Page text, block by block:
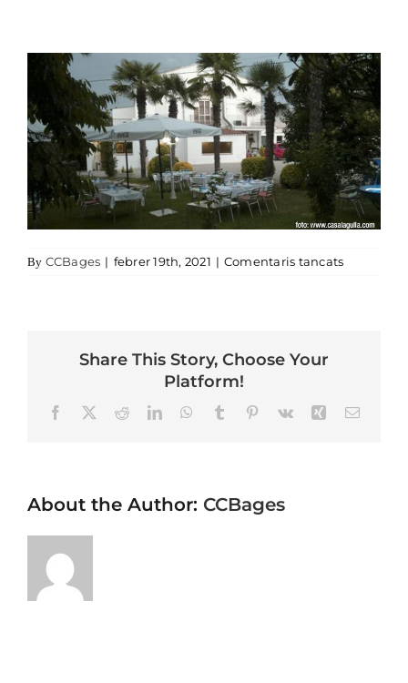
By CCBages | febrer 19th, 2021 | Comentaris tancatsa
Share This Story, Choose Your
Platform!
FacebookRedditLinkedInWhatsApp
TumblrPinterest
Vk XingEmail
About the Author: CCBages